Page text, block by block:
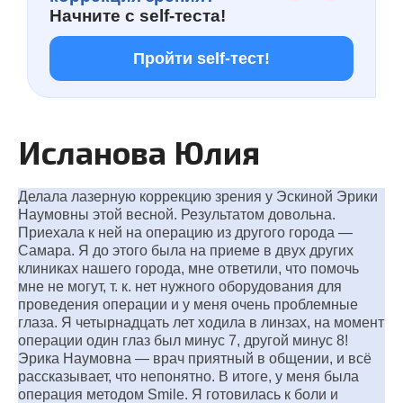
Начните с self-теста!
Пройти self-тест!
Исланова Юлия
Делала лазерную коррекцию зрения у Эскиной Эрики
Наумовны этой весной. Результатом довольна.
Приехала к ней на операцию из другого города —
Самара. Я до этого была на приеме в двух других
клиниках нашего города, мне ответили, что помочь
мне не могут, т. к. нет нужного оборудования для
проведения операции и у меня очень проблемные
глаза. Я четырнадцать лет ходила в линзах, на момент
операции один глаз был минус 7, другой минус 8!
Эрика Наумовна — врач приятный в общении, и всё
рассказывает, что непонятно. В итоге, у меня была
операция методом Smile. Я готовилась к боли и